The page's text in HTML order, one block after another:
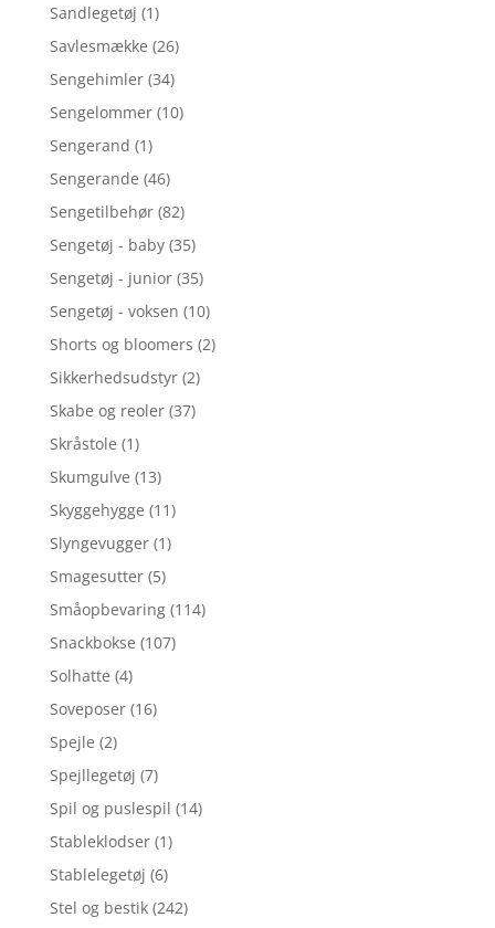
Sandlegetøj (1)
Savlesmække (26)
Sengehimler (34)
Sengelommer (10)
Sengerand (1)
Sengerande (46)
Sengetilbehør (82)
Sengetøj - baby (35)
Sengetøj - junior (35)
Sengetøj - voksen (10)
Shorts og bloomers (2)
Sikkerhedsudstyr (2)
Skabe og reoler (37)
Skråstole (1)
Skumgulve (13)
Skyggehygge (11)
Slyngevugger (1)
Smagesutter (5)
Småopbevaring (114)
Snackbokse (107)
Solhatte (4)
Soveposer (16)
Spejle (2)
Spejllegetøj (7)
Spil og puslespil (14)
Stableklodser (1)
Stablelegetøj (6)
Stel og bestik (242)